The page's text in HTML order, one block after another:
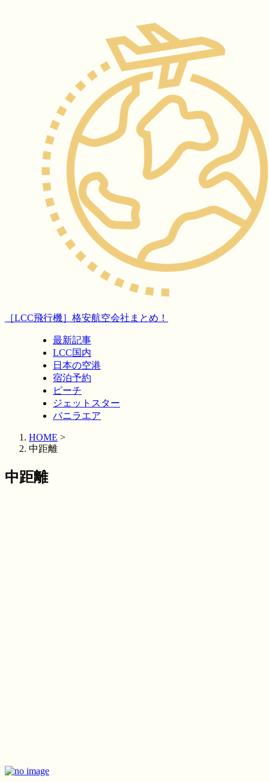
［LCC飛行機］格安航空会社まとめ！
最新記事
LCC国内
日本の空港
宿泊予約
ピーチ
ジェットスター
バニラエア
HOME >
中距離
中距離